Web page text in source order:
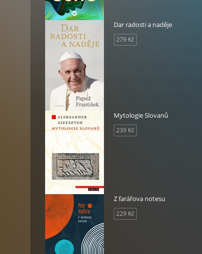
Dar radosti a naděje
279 Kč
Mytologie Slovanů
239 Kč
Z farářova notesu
229 Kč